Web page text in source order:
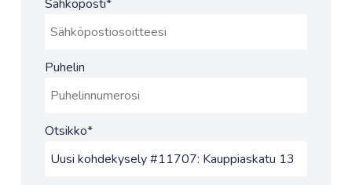
Sähköposti*
Puhelin
Otsikko*